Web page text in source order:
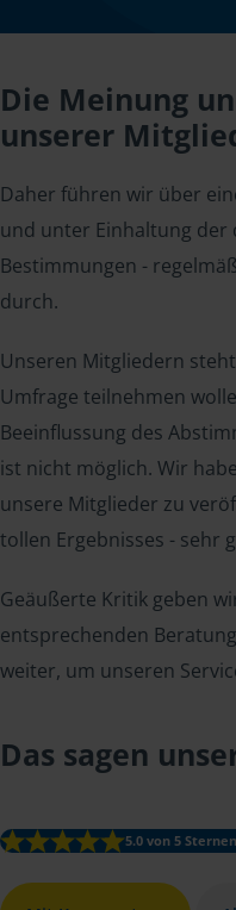
Die Meinung
unserer
Daher führen wir über
und unter Einhaltung
Bestimmungen -
durch.
Unseren Mitgliedern
Umfrage teilnehmen
Beeinflussung des
ist nicht möglich. Wir
unsere Mitglieder zu
tollen Ergebnisses - sehr
Geäußerte Kritik geben
entsprechenden
weiter, um unseren
Das sagen
5.0 von 5 Sternen